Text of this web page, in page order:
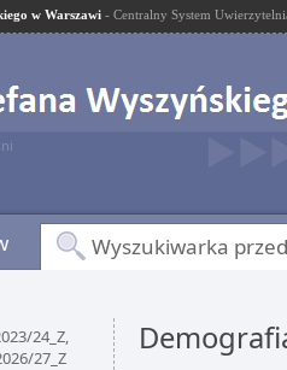
w Warszawi - Centralny System
Wyszukiwarka
24_Z,
27_Z